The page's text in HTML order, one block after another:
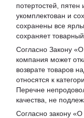
потертостей, пятен
укомплектован и
сохранены все
сохраняет
Согласно Закону «О
компания может
возврате товаров
относятся к
Перечне
качества, не
Согласно закону